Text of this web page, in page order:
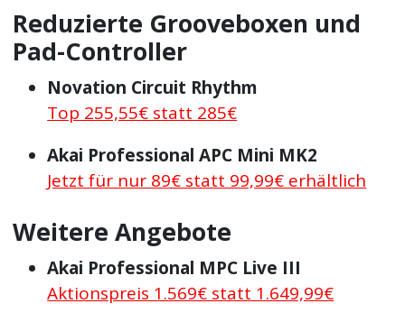
Reduzierte Grooveboxen und
Pad-Controller
Novation Circuit Rhythm
Top 255,55€ statt 285€
Akai Professional APC Mini MK2
Jetzt für nur 89€ statt 99,99€ erhältlich
Weitere Angebote
Akai Professional MPC Live III
Aktionspreis 1.569€ statt 1.649,99€